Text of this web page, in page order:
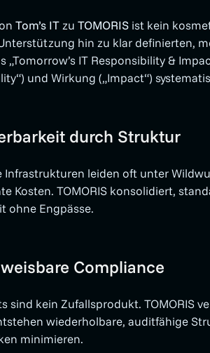
Tom’s ITzuTOMORIS ist kein
hin zu klar definierten,
„Tomorrow’s IT Responsibility &
und Wirkung („Impact“)
durch Struktur
Infrastrukturen leiden oft unter
Kosten. TOMORIS konsolidiert,
ohne Engpässe.
Compliance
sind kein Zufallsprodukt. TOMORIS
wiederholbare, auditfähige
minimieren.